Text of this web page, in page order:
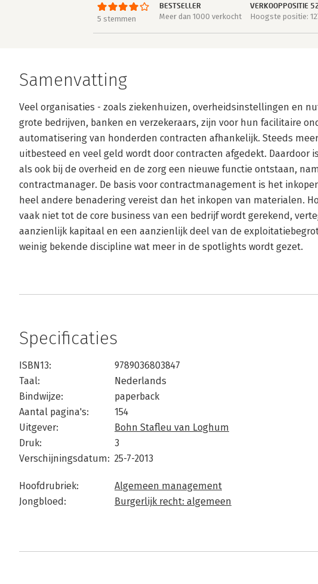
5 stemmen
BESTSELLER
Meer dan 1000 verkocht
VERKOOPPOSITIE
Hoogste positie:
Samenvatting
Veel organisaties - zoals ziekenhuizen, overheidsinstellingen en
grote bedrijven, banken en verzekeraars, zijn voor hun facilitaire
automatisering van honderden contracten afhankelijk. Steeds
uitbesteed en veel geld wordt door contracten afgedekt. Daardoor
als ook bij de overheid en de zorg een nieuwe functie ontstaan,
contractmanager. De basis voor contractmanagement is het
heel andere benadering vereist dan het inkopen van materialen.
vaak niet tot de core business van een bedrijf wordt gerekend,
aanzienlijk kapitaal en een aanzienlijk deel van de
weinig bekende discipline wat meer in de spotlights wordt gezet.
Specificaties
ISBN13:
9789036803847
Taal:
Nederlands
Bindwijze:
paperback
Aantal pagina's:
154
Uitgever:
Bohn Stafleu van Loghum
Druk:
3
Verschijningsdatum: 25-7-2013
Hoofdrubriek:
Algemeen management
Jongbloed:
Burgerlijk recht: algemeen